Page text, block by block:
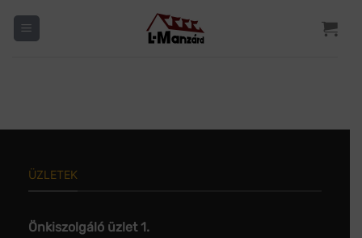
ÜZLETEK
Önkiszolgáló üzlet 1.